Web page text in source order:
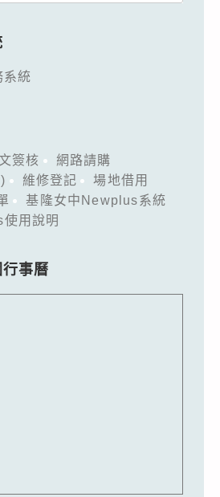
統
簽核
網路請購
維修登記
場地借用
基隆女中Newplus系統
用說明
事曆